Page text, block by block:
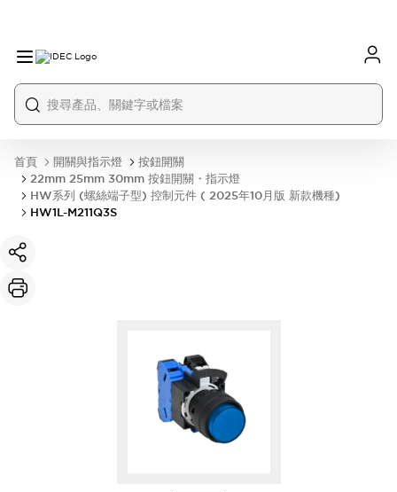
首頁 開關與指示燈
按鈕開關
22mm 25mm 30mm 按鈕開關・指示燈
HW系列 (螺絲端子型) 控制元件 ( 2025年10月版 新款機種)
HW1L-M211Q3S